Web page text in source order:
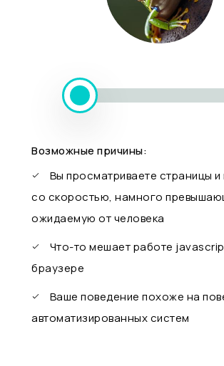
Возможные причины:
Вы просматриваете страницы и
со скоростью, намного
ожидаемую от человека
Что-то мешает работе
браузере
Ваше поведение похоже на
автоматизированных систем